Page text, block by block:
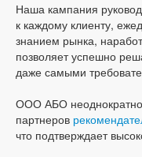
Наша кампания
к каждому клиенту,
знанием рынка,
позволяет успешно
даже самыми
ООО АБО неоднократно
партнеров
что подтверждает